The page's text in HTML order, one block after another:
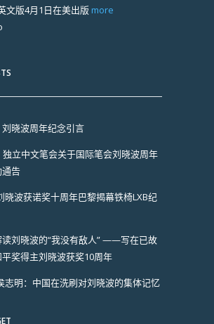
文版4月1日在美出版 more
晓波周年纪念引言
独立中文笔会关于国际笔会刘晓波周年
告
晓波获诺奖十周年巴黎揭幕铁椅LXB纪
读刘晓波的“我没有敌人” ——写在已故
奖得主刘晓波获奖10周年
侯志明：中国在洗刷对刘晓波的集体记忆